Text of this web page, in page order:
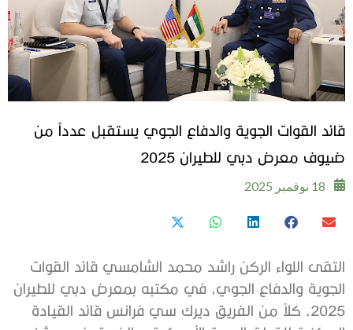
قائد القوات الجوية والدفاع الجوي يستقبل عدداً من
ضيوف معرض دبي للطيران 2025
18 نوفمبر 2025
التقى اللواء الركن راشد محمد الشامسي قائد القوات
الجوية والدفاع الجوي، في مكتبه بمعرض دبي للطيران
2025، كلاً من الفريق ديرك سي فرانس قائد القيادة